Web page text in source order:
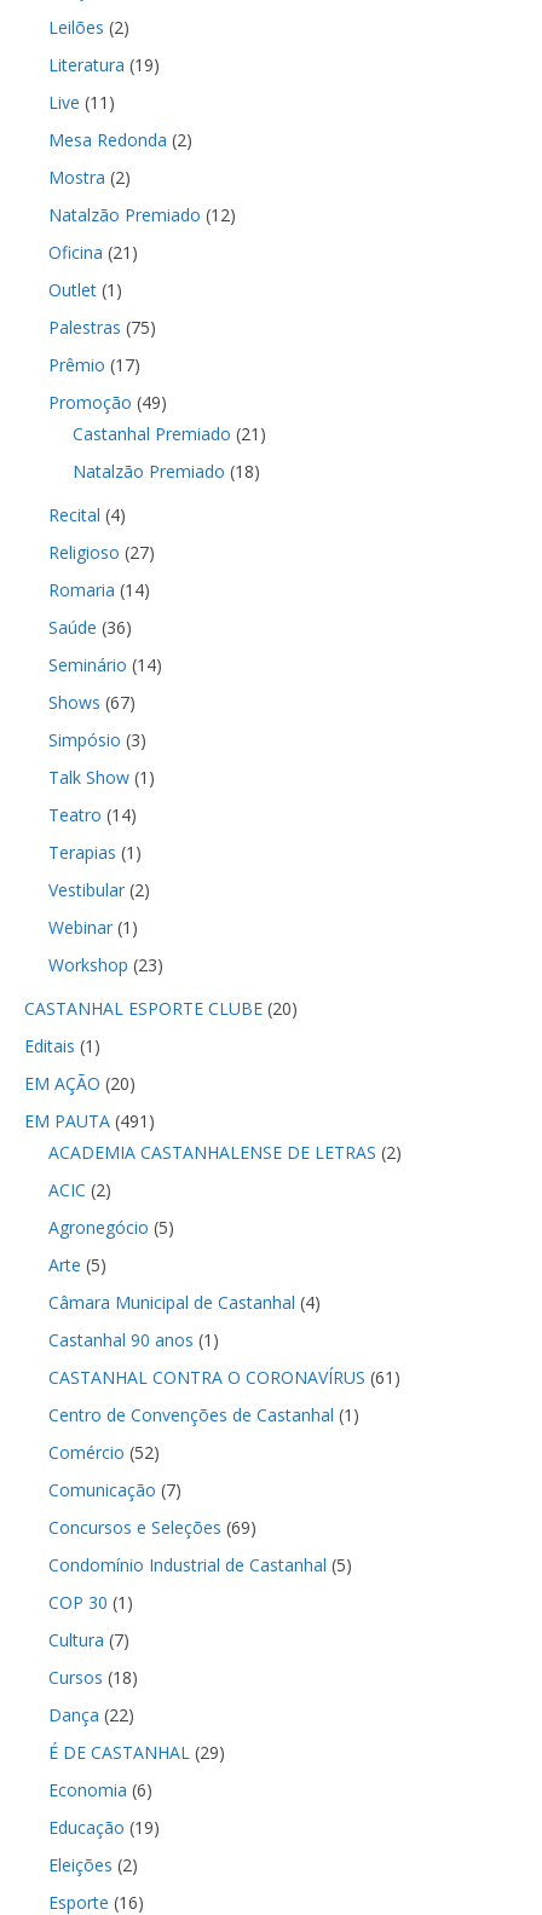
Leilões (2)
Literatura (19)
Live (11)
Mesa Redonda (2)
Mostra (2)
Natalzão Premiado (12)
Oficina (21)
Outlet(1)
Palestras (75)
Prêmio (17)
Promoção (49)
Castanhal Premiado (21)
Natalzão Premiado (18)
Recital (4)
Religioso (27)
Romaria (14)
Saúde (36)
Seminário (14)
Shows (67)
Simpósio (3)
Talk Show(1)
Teatro (14)
Terapias (1)
Vestibular(2)
Webinar(1)
Workshop (23)
CASTANHAL ESPORTE CLUBE(20)
Editais (1)
EM AÇÃO (20)
EM PAUTA(491)
ACADEMIA CASTANHALENSE DE LETRAS (2)
ACIC (2)
Agronegócio (5)
Arte (5)
Câmara Municipal de Castanhal (4)
Castanhal 90 anos (1)
CASTANHAL CONTRA O CORONAVÍRUS (61)
Centro de Convenções de Castanhal (1)
Comércio (52)
Comunicação (7)
Concursos e Seleções (69)
Condomínio Industrial de Castanhal (5)
COP 30 (1)
Cultura (7)
Cursos (18)
Dança (22)
É DE CASTANHAL (29)
Economia (6)
Educação (19)
Eleições (2)
Esporte (16)